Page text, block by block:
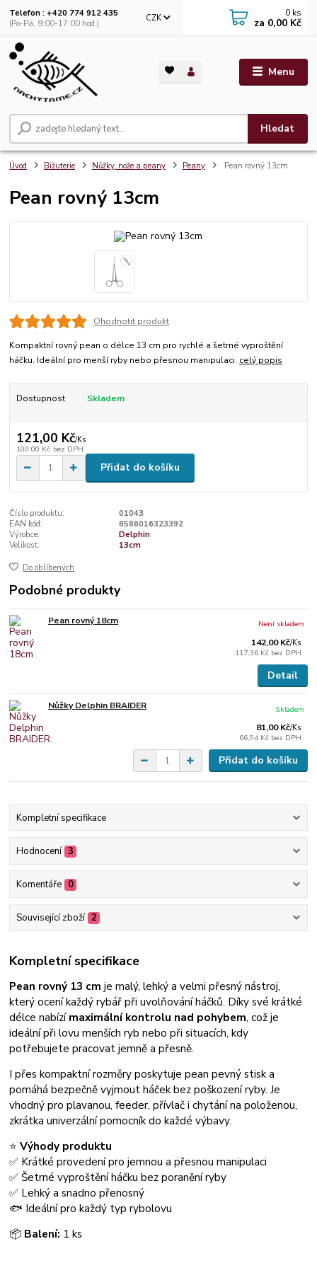
Menu
CZK
Hledat
Telefon : +420 774 912 435
(Po-Pá, 9:00-17:00 hod.)
0 ks
za 0,00 Kč
Úvod Bižuterie Nůžky, nože a peany Peany Pean rovný 13cm
Pean rovný 13cm
Ohodnotit produkt
Kompaktní rovný pean o délce 13 cm pro rychlé a šetrné vyproštění
háčku. Ideální pro menší ryby nebo přesnou manipulaci. celý popis
Dostupnost Skladem
121,00 Kč/Ks
100,00 Kč bez DPH
Přidat do košíku
Číslo produktu:
01043
EAN kód:
8586016323392
Výrobce:
Delphin
Velikost:
13cm
Do oblíbených
Podobné produkty
Pean rovný 18cm
142,00 Kč/Ks
117,36 Kč bez DPH
Není skladem
Detail
Nůžky Delphin BRAIDER
81,00 Kč/Ks
66,94 Kč bez DPH
Skladem
Přidat do košíku
Kompletní specifikace
Hodnocení 3
Komentáře 0
Související zboží 2
Kompletní specifikace
Pean rovný 13 cm je malý, lehký a velmi přesný nástroj,
který ocení každý rybář při uvolňování háčků. Díky své krátké
délce nabízímaximální kontrolu nad pohybem, což je
ideální při lovu menších ryb nebo při situacích, kdy
potřebujete pracovat jemně a přesně.
I přes kompaktní rozměry poskytuje pean pevný stisk a
pomáhá bezpečně vyjmout háček bez poškození ryby. Je
vhodný pro plavanou, feeder, přívlač i chytání na položenou,
zkrátka univerzální pomocník do každé výbavy.
⭐Výhody produktu
✅ Krátké provedení pro jemnou a přesnou manipulaci
✅ Šetrné vyproštění háčku bez poranění ryby
✅ Lehký a snadno přenosný
🐟 Ideální pro každý typ rybolovu
📦 Balení: 1 ks